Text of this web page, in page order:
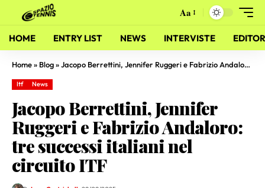
Aa
HOME ENTRY LIST NEWS INTERVISTE
Home» Blog»Jacopo Berrettini, Jennifer Ruggeri e Fabrizio Andaloro: tre successi italiani nel circuito ITF
Itf News
Jacopo Berrettini, Jennifer
Ruggeri e Fabrizio Andaloro:
tre successi italiani nel
circuito ITF